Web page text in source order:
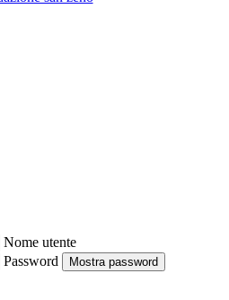
Nome utente
Password
Mostra password